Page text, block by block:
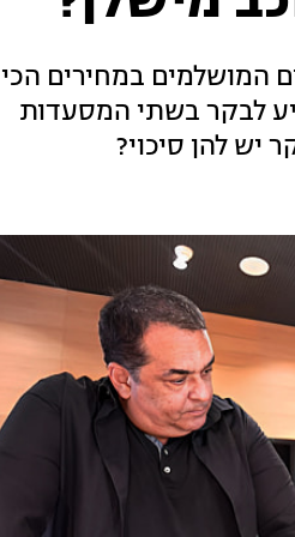
המושלמים במחירים הכי
לבקר בשתי המסעדות
יש להן סיכוי?